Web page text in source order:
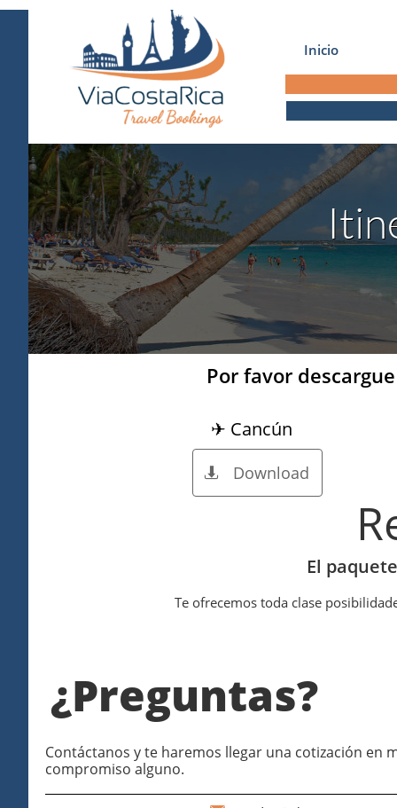
Inicio
Por favor
Te ofrecemos toda clase
El
✈ Cancún
Download

Contáctanos y te haremos llegar una cotización en
compromiso alguno.
¿Preguntas?